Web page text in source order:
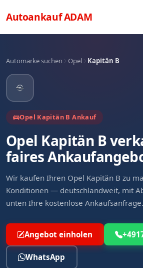
AutoankaufADAM
Automarke suchen Opel Kapitän B
Opel Kapitän B Ankauf
Opel Kapitän B
faires
Wir kaufen Ihren Opel Kapitän B zu
Konditionen — deutschlandweit, mit
unten Ihre kostenlose Ankaufsanfrage.
Angebot einholen
WhatsApp